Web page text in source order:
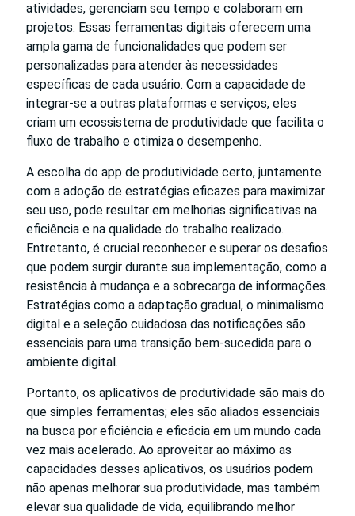
atividades, gerenciam seu tempo e colaboram em
projetos. Essas ferramentas digitais oferecem uma
ampla gama de funcionalidades que podem ser
personalizadas para atender às necessidades
específicas de cada usuário. Com a capacidade de
integrar-se a outras plataformas e serviços, eles
criam um ecossistema de produtividade que facilita o
fluxo de trabalho e otimiza o desempenho.
A escolha do app de produtividade certo, juntamente
com a adoção de estratégias eficazes para maximizar
seu uso, pode resultar em melhorias significativas na
eficiência e na qualidade do trabalho realizado.
Entretanto, é crucial reconhecer e superar os desafios
que podem surgir durante sua implementação, como a
resistência à mudança e a sobrecarga de informações.
Estratégias como a adaptação gradual, o minimalismo
digital e a seleção cuidadosa das notificações são
essenciais para uma transição bem-sucedida para o
ambiente digital.
Portanto, os aplicativos de produtividade são mais do
que simples ferramentas; eles são aliados essenciais
na busca por eficiência e eficácia em um mundo cada
vez mais acelerado. Ao aproveitar ao máximo as
capacidades desses aplicativos, os usuários podem
não apenas melhorar sua produtividade, mas também
elevar sua qualidade de vida, equilibrando melhor